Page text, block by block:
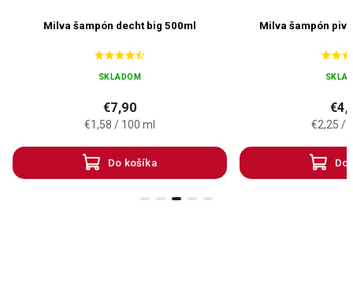
Milva šampón decht big 500ml
SKLADOM
€7,90
€1,58 / 100 ml
Do košíka
Milva šampón
€2,25 /
Do